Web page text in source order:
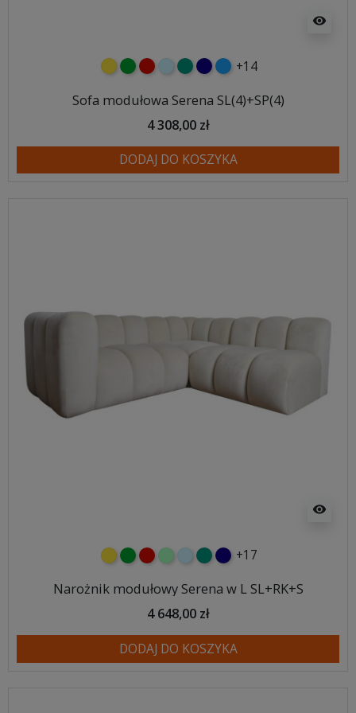
visibility
żółtyzielonyczerwony
błękitnyturkusowy
granatowy
niebieski
+14
Sofa modułowa Serena SL(4)+SP(4)
4 308,00 zł
DODAJ DO KOSZYKA
visibility
żółtyzielonyczerwony
miętowybłękitnyturkusowy
granatowy
+17
Narożnik modułowy Serena w L SL+RK+S
4 648,00 zł
DODAJ DO KOSZYKA